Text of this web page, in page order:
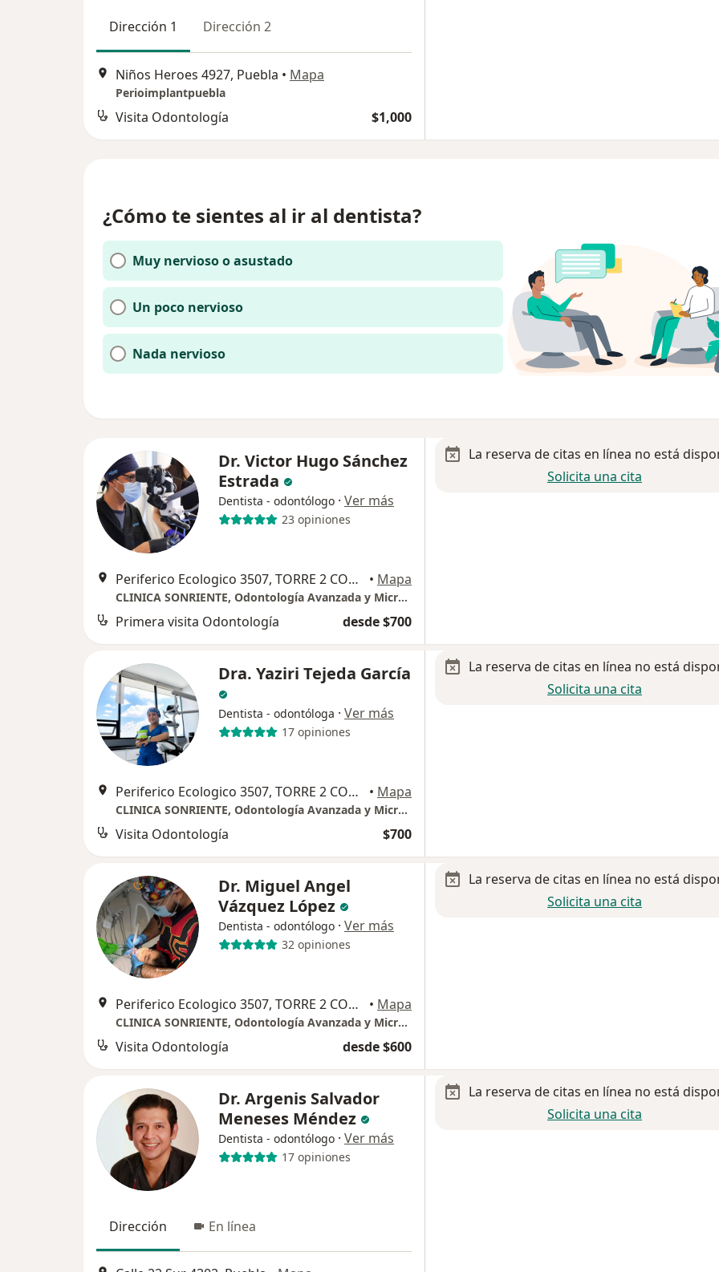
Dirección 1 Dirección 2
Niños Heroes 4927, Puebla • Mapa
Perioimplantpuebla
Visita Odontología $1,000
¿Cómo te sientes al ir al dentista?
Muy nervioso o asustado
Un poco nervioso
Nada nervioso
Dr. Victor Hugo Sánchez
Estrada
Dentista - odontólogo · Ver más
23 opiniones
Periferico Ecologico 3507, TORRE 2 CONSULTORIO 1810, San Andres Cholula • Mapa
CLINICA SONRIENTE, Odontología Avanzada y Microscópica.
Primera visita Odontología desde $700
La reserva de citas en línea no está
Solicita una cita
Dra. Yaziri Tejeda García
Dentista - odontóloga · Ver más
17 opiniones
Periferico Ecologico 3507, TORRE 2 CONSULTORIO 1810, San Andres Cholula • Mapa
CLINICA SONRIENTE, Odontología Avanzada y Microscópica.
Visita Odontología $700
La reserva de citas en línea no está
Solicita una cita
Dr. Miguel Angel
Vázquez López
Dentista - odontólogo · Ver más
32 opiniones
Periferico Ecologico 3507, TORRE 2 CONSULTORIO 1810, San Andres Cholula • Mapa
CLINICA SONRIENTE, Odontología Avanzada y Microscópica.
Visita Odontología desde $600
La reserva de citas en línea no está
Solicita una cita
Dr. Argenis Salvador
Meneses Méndez
Dentista - odontólogo · Ver más
17 opiniones
Dirección En línea
La reserva de citas en línea no está
Solicita una cita